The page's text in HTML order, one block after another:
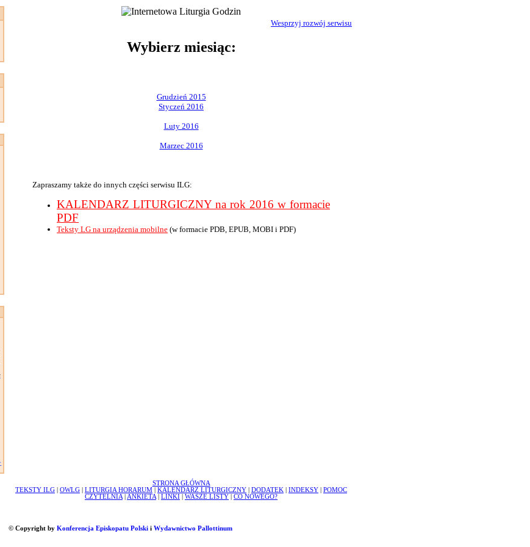
Wesprzyj rozwój serwisu
Wybierz miesiąc:
Grudzień 2015
Styczeń 2016
Luty 2016
Marzec 2016
Zapraszamy także do innych części serwisu ILG:
KALENDARZ LITURGICZNY na rok 2016 w formacie
PDF
Teksty LG na urządzenia mobilne (w formacie PDB, EPUB, MOBI i PDF)
STRONA GŁÓWNA
TEKSTY ILG
OWLG LITURGIA HORARUM KALENDARZ LITURGICZNY DODATEK INDEKSY
POMOC
CZYTELNIA
ANKIETA LINKI WASZE LISTY CO NOWEGO?
© Copyright by Konferencja Episkopatu Polskii Wydawnictwo Pallottinum